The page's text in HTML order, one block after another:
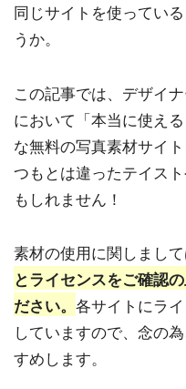
同じサイトを使ってい
うか。
この記事では、デザイ
において「本当に使え
な無料の写真素材サイ
つもとは違ったテイス
もしれません！
素材の使用に関しまして
とライセンスをご確認
ださい。 各サイトにラ
していますので、念の
すめします。